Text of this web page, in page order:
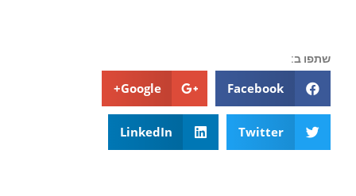
שתפו ב:
Facebook
Google+
Twitter
LinkedIn